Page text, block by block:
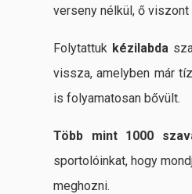
verseny nélkül, ő
Folytattuk kézilabda
vissza, amelyben már
is folyamatosan bővült.
Több mint 1000
sportolóinkat, hogy
meghozni.